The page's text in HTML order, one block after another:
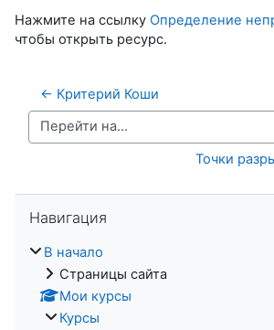
Нажмите на ссылку Определение
чтобы открыть ресурс.
← Критерий Коши
Перейти на...
Точки
Навигация
В начало
Страницы сайта
Мои курсы
Курсы